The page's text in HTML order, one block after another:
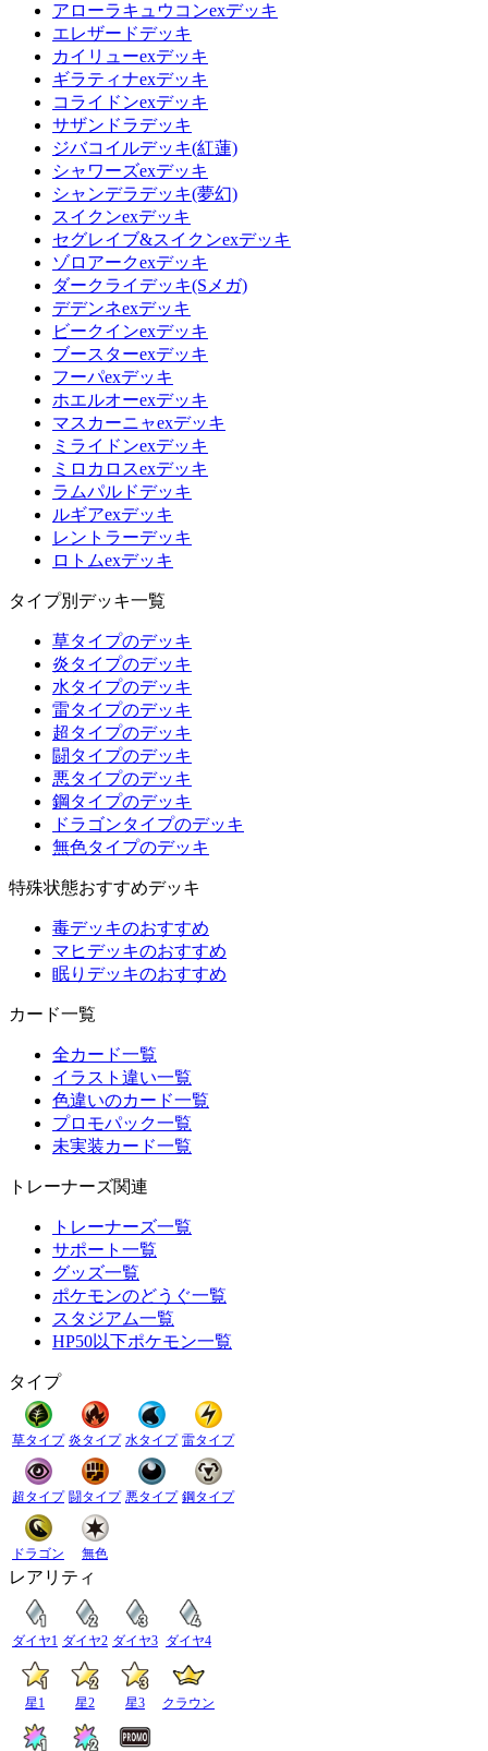
アローラキュウコンexデッキ
エレザードデッキ
カイリューexデッキ
ギラティナexデッキ
コライドンexデッキ
サザンドラデッキ
ジバコイルデッキ(紅蓮)
シャワーズexデッキ
シャンデラデッキ(夢幻)
スイクンexデッキ
セグレイブ&スイクンexデッキ
ゾロアークexデッキ
ダークライデッキ(Sメガ)
デデンネexデッキ
ビークインexデッキ
ブースターexデッキ
フーパexデッキ
ホエルオーexデッキ
マスカーニャexデッキ
ミライドンexデッキ
ミロカロスexデッキ
ラムパルドデッキ
ルギアexデッキ
レントラーデッキ
ロトムexデッキ
タイプ別デッキ一覧
草タイプのデッキ
炎タイプのデッキ
水タイプのデッキ
雷タイプのデッキ
超タイプのデッキ
闘タイプのデッキ
悪タイプのデッキ
鋼タイプのデッキ
ドラゴンタイプのデッキ
無色タイプのデッキ
特殊状態おすすめデッキ
毒デッキのおすすめ
マヒデッキのおすすめ
眠りデッキのおすすめ
カード一覧
全カード一覧
イラスト違い一覧
色違いのカード一覧
プロモパック一覧
未実装カード一覧
トレーナーズ関連
トレーナーズ一覧
サポート一覧
グッズ一覧
ポケモンのどうぐ一覧
スタジアム一覧
HP50以下ポケモン一覧
タイプ
草タイプ 炎タイプ 水タイプ 雷タイプ
超タイプ 闘タイプ 悪タイプ 鋼タイプ
ドラゴン 無色
レアリティ
ダイヤ1 ダイヤ2 ダイヤ3 ダイヤ4
星1 星2 星3 クラウン